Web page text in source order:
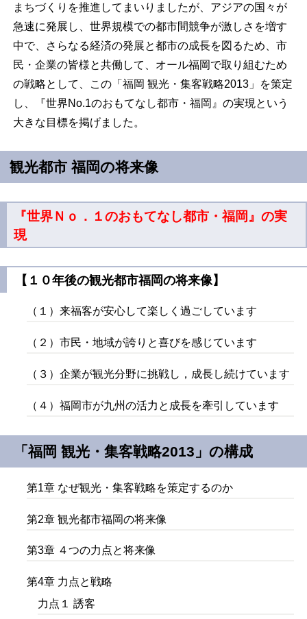
まちづくりを推進してまいりましたが、アジアの国々が
急速に発展し、世界規模での都市間競争が激しさを増す
中で、さらなる経済の発展と都市の成長を図るため、市
民・企業の皆様と共働して、オール福岡で取り組むため
の戦略として、この「福岡 観光・集客戦略2013」を策定
し、『世界No.1のおもてなし都市・福岡』の実現という
大きな目標を掲げました。
観光都市 福岡の将来像
『世界Ｎｏ．１のおもてなし都市・福岡』の実
現
【１０年後の観光都市福岡の将来像】
（１）来福客が安心して楽しく過ごしています
（２）市民・地域が誇りと喜びを感じています
（３）企業が観光分野に挑戦し，成長し続けています
（４）福岡市が九州の活力と成長を牽引しています
「福岡 観光・集客戦略2013」の構成
第1章 なぜ観光・集客戦略を策定するのか
第2章 観光都市福岡の将来像
第3章 ４つの力点と将来像
第4章 力点と戦略
力点１ 誘客